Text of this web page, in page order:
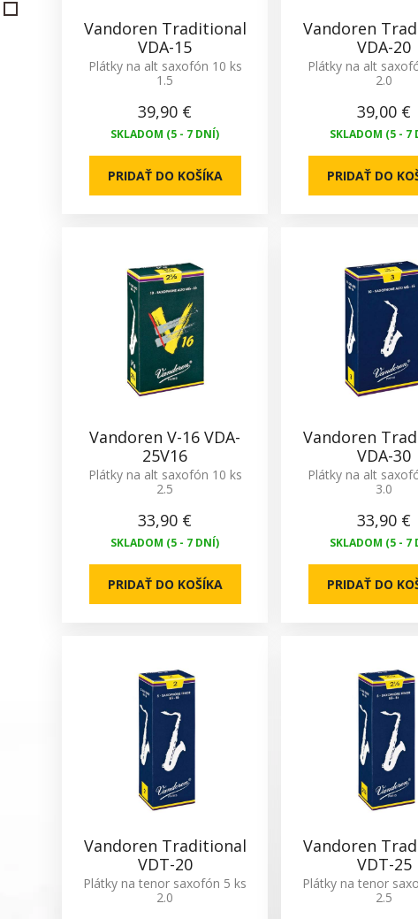
Vandoren Traditional
VDA-15
Plátky na alt saxofón 10 ks
1.5
39,90 €
SKLADOM (5 - 7 DNÍ)
PRIDAŤ DO KOŠÍKA
Vandoren
VDA-20
Plátky na alt
2.0
39,00 €
SKLADOM (5 - 7
PRIDAŤ DO
Vandoren V-16 VDA-
25V16
Plátky na alt saxofón 10 ks
2.5
33,90 €
SKLADOM (5 - 7 DNÍ)
PRIDAŤ DO KOŠÍKA
Vandoren
VDA-30
Plátky na alt
3.0
33,90 €
SKLADOM (5 - 7
PRIDAŤ DO
Vandoren Traditional
VDT-20
Plátky na tenor saxofón 5 ks
2.0
Vandoren
VDT-25
Plátky na tenor
2.5